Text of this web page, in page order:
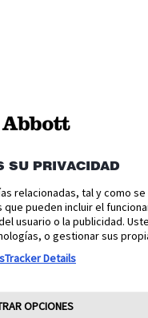
SU PRIVACIDAD
relacionadas, tal y como
pueden incluir el
usuario o la publicidad.
o gestionar sus
Tracker Details
OPCIONES